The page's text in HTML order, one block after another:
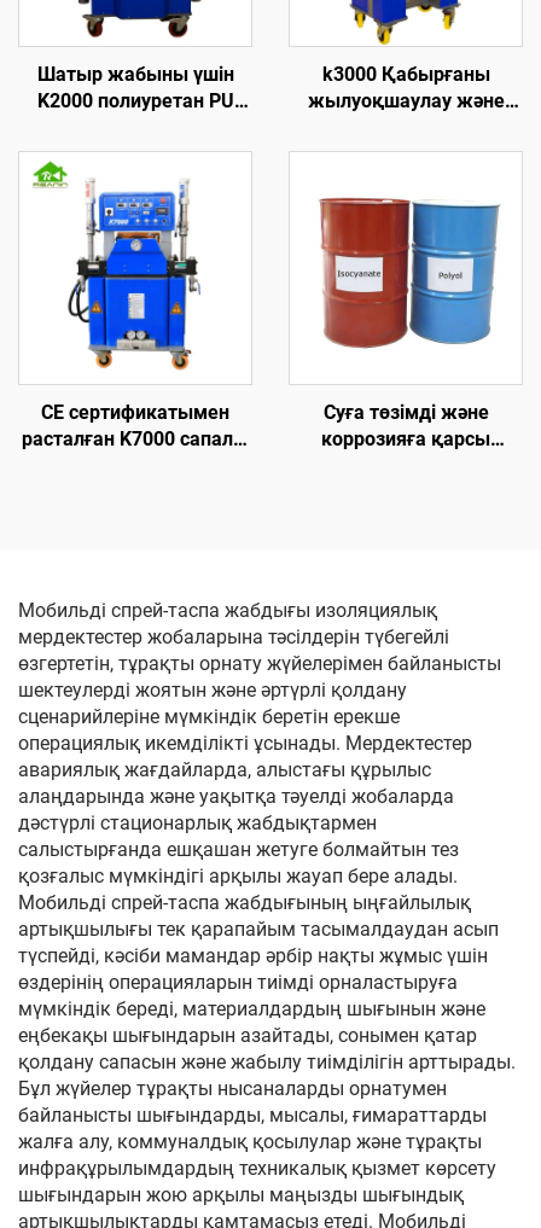
Шатыр жабыны үшін
K2000 полиуретан PU
жылуоқшаулау
машинасы
k3000 Қабырғаны
жылуоқшаулау және
жоғары қысымды
машинасы
CE сертификатымен
расталған K7000 сапалы
Суға төзімді және
коррозияға қарсы
Мобильді спрей-таспа жабдығы изоляциялық
мердектестер жобаларына тәсілдерін түбегейлі
өзгертетін, тұрақты орнату жүйелерімен байланысты
шектеулерді жоятын және әртүрлі қолдану
сценарийлеріне мүмкіндік беретін ерекше
операциялық икемділікті ұсынады. Мердектестер
авариялық жағдайларда, алыстағы құрылыс
алаңдарында және уақытқа тәуелді жобаларда
дәстүрлі стационарлық жабдықтармен
салыстырғанда ешқашан жетуге болмайтын тез
қозғалыс мүмкіндігі арқылы жауап бере алады.
Мобильді спрей-таспа жабдығының ыңғайлылық
артықшылығы тек қарапайым тасымалдаудан асып
түспейді, кәсіби мамандар әрбір нақты жұмыс үшін
өздерінің операцияларын тиімді орналастыруға
мүмкіндік береді, материалдардың шығынын және
еңбекақы шығындарын азайтады, сонымен қатар
қолдану сапасын және жабылу тиімділігін арттырады.
Бұл жүйелер тұрақты нысаналарды орнатумен
байланысты шығындарды, мысалы, ғимараттарды
жалға алу, коммуналдық қосылулар және тұрақты
инфрақұрылымдардың техникалық қызмет көрсету
шығындарын жою арқылы маңызды шығындық
артықшылықтарды қамтамасыз етеді. Мобильді